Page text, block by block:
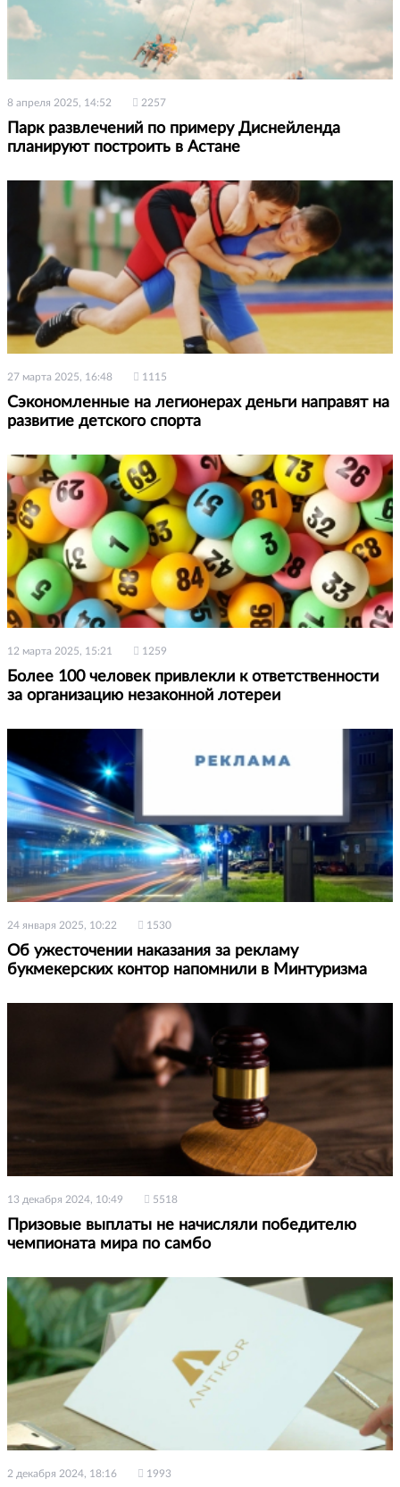
8 апреля 2025, 14:52 2257
Парк развлечений по примеру Диснейленда
планируют построить в Астане
27 марта 2025, 16:48 1115
Сэкономленные на легионерах деньги направят на
развитие детского спорта
12 марта 2025, 15:21 1259
Более 100 человек привлекли к ответственности
за организацию незаконной лотереи
24 января 2025, 10:22 1530
Об ужесточении наказания за рекламу
букмекерских контор напомнили в Минтуризма
13 декабря 2024, 10:49 5518
Призовые выплаты не начисляли победителю
чемпионата мира по самбо
2 декабря 2024, 18:16 1993